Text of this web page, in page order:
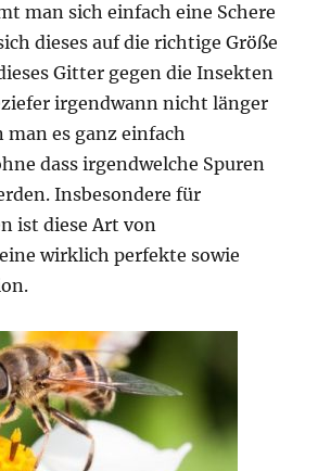
man sich einfach eine Schere
dieses auf die richtige Größe
Gitter gegen die Insekten
irgendwann nicht länger
man es ganz einfach
dass irgendwelche Spuren
Insbesondere für
ist diese Art von
wirklich perfekte sowie